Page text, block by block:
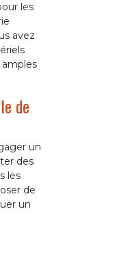
les
avez
de
un
des
les
de
un